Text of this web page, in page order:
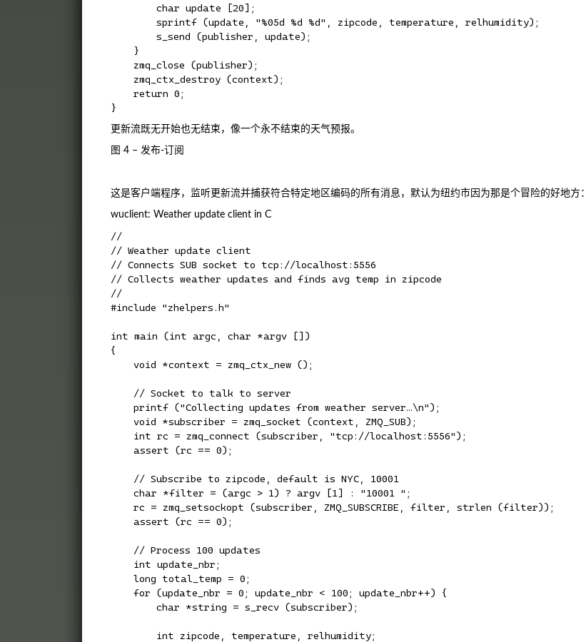
        char update [20];
        sprintf (update, "%05d %d %d", zipcode, temperature, relhumidity);
        s_send (publisher, update);
    }
    zmq_close (publisher);
    zmq_ctx_destroy (context);
    return 0;
更新流既无开始也无结束，像一个永不结束的天气预报。
图 4 – 发布-订阅
这是客户端程序，监听更新流并捕获符合特定地区编码的所有消息，默认为纽约市因为那是个冒险的好地方：
wuclient: Weather update client in C
//
// Weather update client
// Connects SUB socket to tcp://localhost:5556
// Collects weather updates and finds avg temp in zipcode
//
#include "zhelpers.h"
int main (int argc, char *argv [])
{
    void *context = zmq_ctx_new ();
    // Socket to talk to server
    printf ("Collecting updates from weather server…\n");
    void *subscriber = zmq_socket (context, ZMQ_SUB);
    int rc = zmq_connect (subscriber, "tcp://localhost:5556");
    assert (rc == 0);
    // Subscribe to zipcode, default is NYC, 10001
    char *filter = (argc > 1) ? argv [1] : "10001 ";
    rc = zmq_setsockopt (subscriber, ZMQ_SUBSCRIBE, filter, strlen (filter));
    assert (rc == 0);
    // Process 100 updates
    int update_nbr;
    long total_temp = 0;
    for (update_nbr = 0; update_nbr < 100; update_nbr++) {
        char *string = s_recv (subscriber);
        int zipcode, temperature, relhumidity;